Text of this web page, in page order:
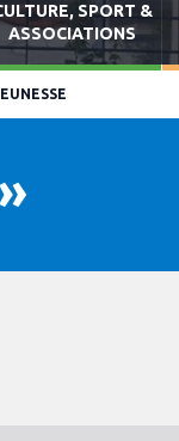
SPORT &
ASSOCIATIONS